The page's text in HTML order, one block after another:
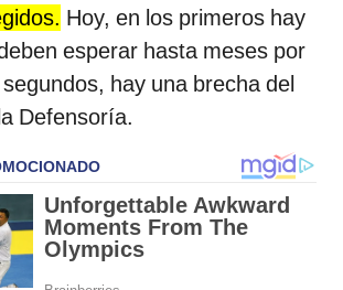
Hoy, en los primeros hay
esperar hasta meses por
hay una brecha del
Defensoría.